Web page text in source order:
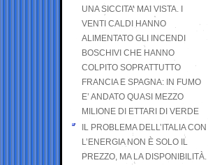
UNA SICCITA’ MAI VISTA. I
VENTI CALDI HANNO
ALIMENTATO GLI INCENDI
BOSCHIVI CHE HANNO
COLPITO SOPRATTUTTO
FRANCIA E SPAGNA: IN FUMO
E’ ANDATO QUASI MEZZO
MILIONE DI ETTARI DI VERDE
IL PROBLEMA DELL’ITALIA CON
L’ENERGIA NON È SOLO IL
PREZZO, MA LA DISPONIBILITÀ.